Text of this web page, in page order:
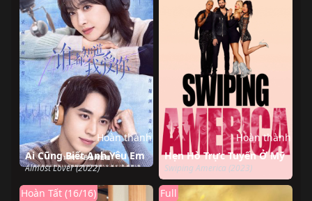
Ai Cũng Biết Anh Yêu Em
Almost Lover (2022)
Hoàn thành
Hẹn Hò Trực Tuyến Ở Mỹ
Swiping America (2023)
Hoàn thành
Hoàn Tất (16/16) Full